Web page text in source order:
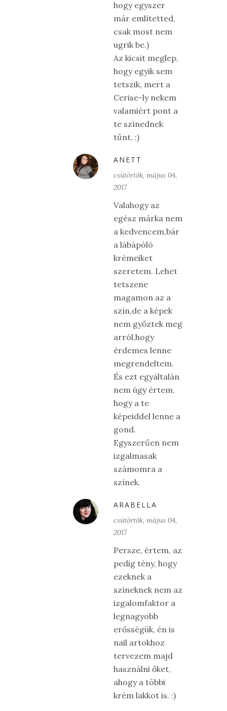
hogy egyszer
már említetted,
csak most nem
ugrik be.)
Az kicsit meglep,
hogy egyik sem
tetszik, mert a
Cerise-ly nekem
valamiért pont a
te színednek
tűnt. :)
ANETT
csütörtök, május 04,
2017
Valahogy az
egész márka nem
a kedvencem,bár
a lábápóló
krémeiket
szeretem. Lehet
tetszene
magamon az a
szín,de a képek
nem győztek meg
arról,hogy
érdemes lenne
megrendeltem.
És ezt egyáltalán
nem úgy értem,
hogy a te
képeiddel lenne a
gond.
Egyszerűen nem
izgalmasak
számomra a
színek.
ARABELLA
csütörtök, május 04,
2017
Persze, értem, az
pedig tény, hogy
ezeknek a
színeknek nem az
izgalomfaktor a
legnagyobb
erősségük, én is
nail artokhoz
tervezem majd
használni őket,
ahogy a többi
krém lakkot is. :)